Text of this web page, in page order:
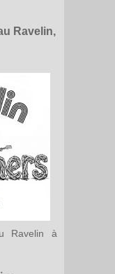
Ravelin,
Ravelin à